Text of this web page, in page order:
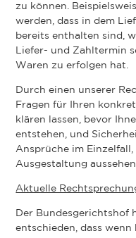
zu können.
werden, dass in dem
bereits enthalten sind,
Liefer- und Zahltermin
Waren zu erfolgen hat.
Durch einen unserer
Fragen für Ihren
klären lassen, bevor
entstehen, und
Ansprüche im
Ausgestaltung
Aktuelle
Der Bundesgerichtshof
entschieden, dass